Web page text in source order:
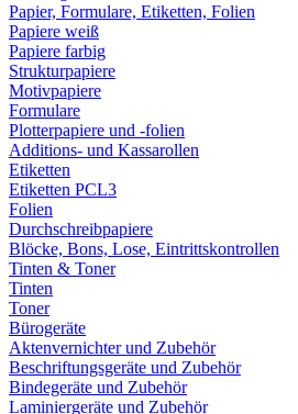
Papier, Formulare, Etiketten, Folien
Papiere weiß
Papiere farbig
Strukturpapiere
Motivpapiere
Formulare
Plotterpapiere und -folien
Additions- und Kassarollen
Etiketten
Etiketten PCL3
Folien
Durchschreibpapiere
Blöcke, Bons, Lose, Eintrittskontrollen
Tinten & Toner
Tinten
Toner
Bürogeräte
Aktenvernichter und Zubehör
Beschriftungsgeräte und Zubehör
Bindegeräte und Zubehör
Laminiergeräte und Zubehör